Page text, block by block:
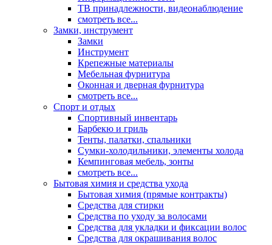
ТВ принадлежности, видеонаблюдение
смотреть все...
Замки, инструмент
Замки
Инструмент
Крепежные материалы
Мебельная фурнитура
Оконная и дверная фурнитура
смотреть все...
Спорт и отдых
Спортивный инвентарь
Барбекю и гриль
Тенты, палатки, спальники
Сумки-холодильники, элементы холода
Кемпинговая мебель, зонты
смотреть все...
Бытовая химия и средства ухода
Бытовая химия (прямые контракты)
Средства для стирки
Средства по уходу за волосами
Средства для укладки и фиксации волос
Средства для окрашивания волос